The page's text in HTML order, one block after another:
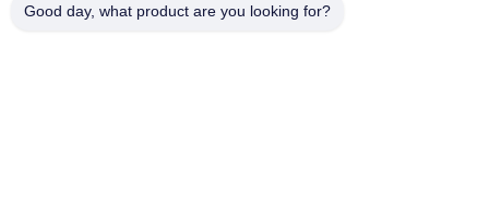
Good day, what product are you looking for?